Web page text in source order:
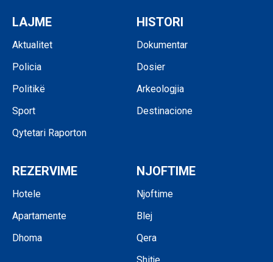
LAJME
Aktualitet
Policia
Politikë
Sport
Qytetari Raporton
HISTORI
Dokumentar
Dosier
Arkeologjia
Destinacione
REZERVIME
Hotele
Apartamente
Dhoma
NJOFTIME
Njoftime
Blej
Qera